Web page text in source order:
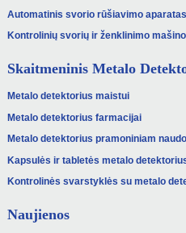
Automatinis svorio rūšiavimo aparatas
Kontrolinių svorių ir ženklinimo
Skaitmeninis Metalo
Metalo detektorius maistui
Metalo detektorius farmacijai
Metalo detektorius pramoniniam
Kapsulės ir tabletės metalo
Kontrolinės svarstyklės su metalo
Naujienos